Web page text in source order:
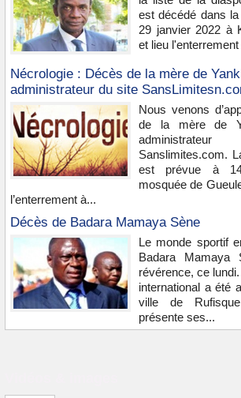
est décédé dans
29 janvier 2022 à
et lieu
Nécrologie : Décès de la mère de
administrateur du site
Nous venons
de la mère de
Sanslimites.com.
est prévue à
mosquée de
l’enterrement à...
Décès de Badara Mamaya Sène
Le monde sportif
Badara
révérence, ce
international a été
ville de
présente ses...